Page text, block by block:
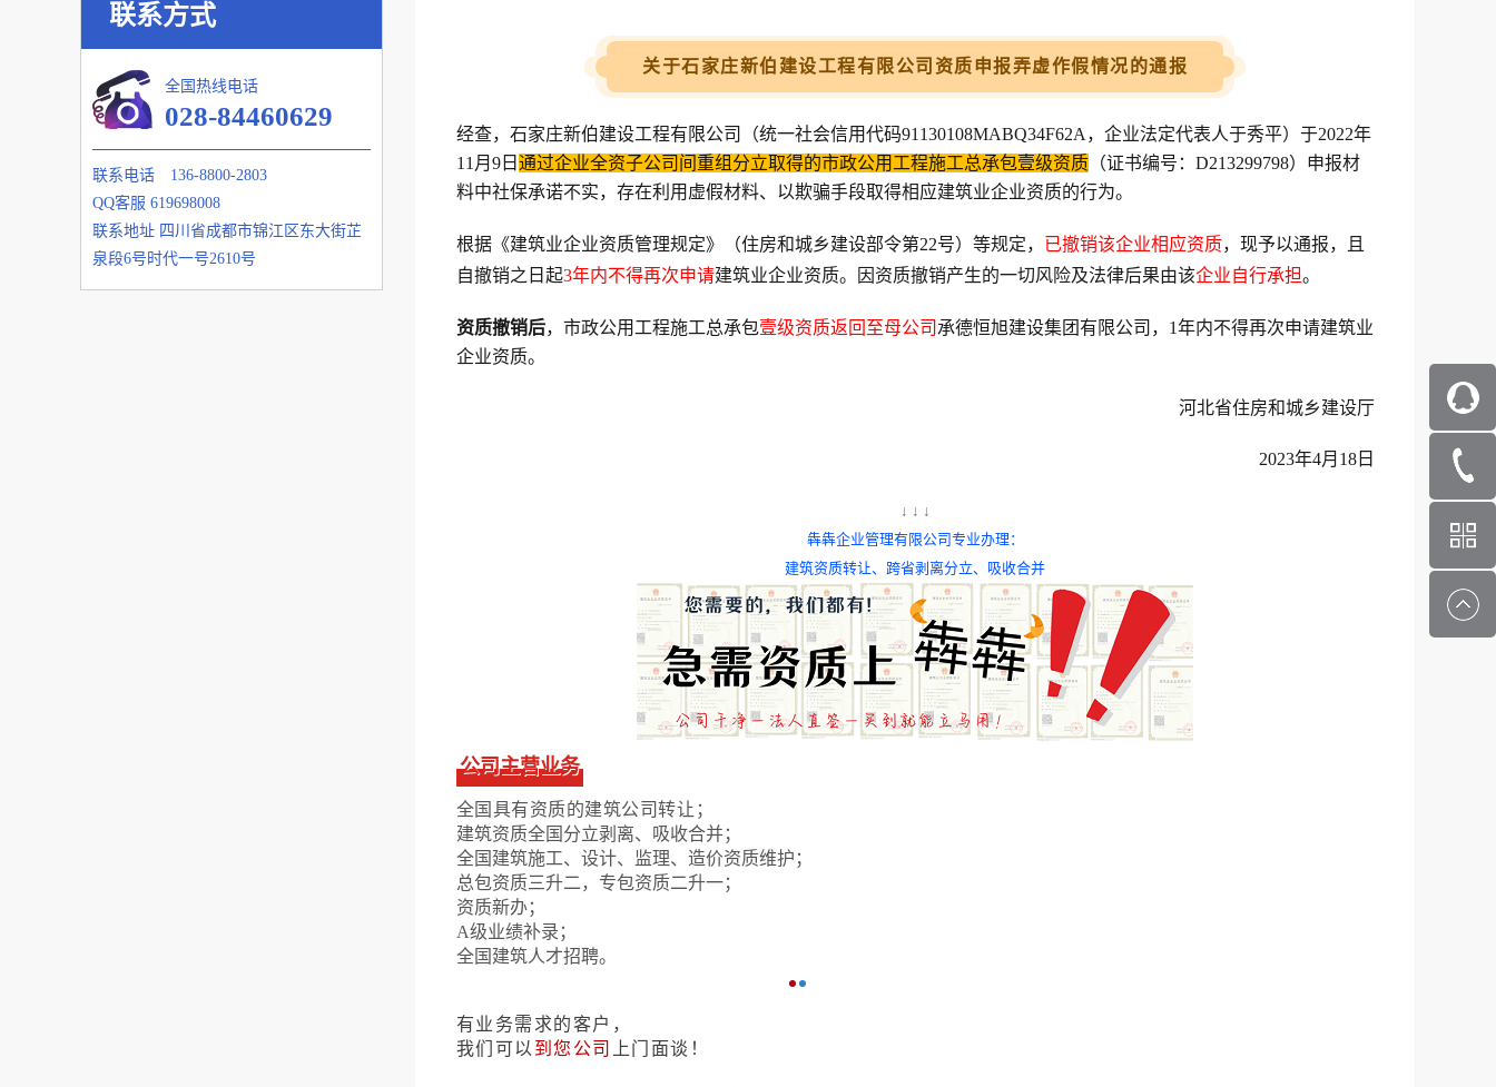
联系方式
全国热线电话
028-84460629
联系电话
136-8800-2803
QQ客服 619698008
联系地址 四川省成都市锦江区东大街芷
泉段6号时代一号2610号
关于石家庄新伯建设工程有限公司资质申报弄虚作假情况的通报
经查，石家庄新伯建设工程有限公司（统一社会信用代码91130108MABQ34F62A，企业法定代表人于秀平）于2022年
11月9日 通过企业全资子公司间重组分立取得的市政公用工程施工总承包壹级资质（证书编号：D213299798）申报材
料中社保承诺不实，存在利用虚假材料、以欺骗手段取得相应建筑业企业资质的行为。
根据《建筑业企业资质管理规定》（住房和城乡建设部令第22号）等规定， 已撤销该企业相应资质，现予以通报，且
自撤销之日起3年内不得再次申请建筑业企业资质。因资质撤销产生的一切风险及法律后果由该企业自行承担。
资质撤销后，市政公用工程施工总承包壹级资质返回至母公司 承德恒旭建设集团有限公司，1年内不得再次申请建筑业
企业资质。
河北省住房和城乡建设厅
2023年4月18日
↓ ↓ ↓
犇犇企业管理有限公司专业办理：
建筑资质转让、 跨省剥离分立、吸收合并
公司主营业务
全国具有资质的建筑公司转让；
建筑资质全国分立剥离、吸收合并；
全国建筑施工、设计、监理、造价资质维护；
总包资质三升二，专包资质二升一；
资质新办；
A级业绩补录；
全国建筑人才招聘。
有业务需求的客户，
我们可以 到您公司 上门面谈！